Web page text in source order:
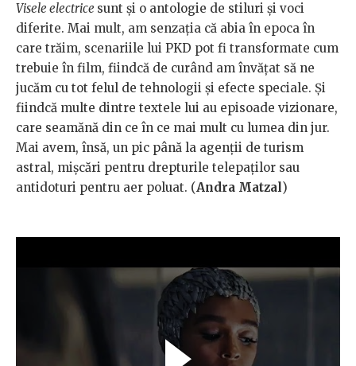
Visele electrice sunt și o antologie de stiluri și voci
diferite. Mai mult, am senzația că abia în epoca în
care trăim, scenariile lui PKD pot fi transformate cum
trebuie în film, fiindcă de curând am învățat să ne
jucăm cu tot felul de tehnologii și efecte speciale. Și
fiindcă multe dintre textele lui au episoade vizionare,
care seamănă din ce în ce mai mult cu lumea din jur.
Mai avem, însă, un pic până la agenții de turism
astral, mișcări pentru drepturile telepaților sau
antidoturi pentru aer poluat. (Andra Matzal)